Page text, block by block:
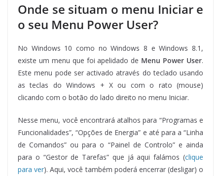
Onde se situam o menu Iniciar e
o seu Menu Power User?
No Windows 10 como no Windows 8 e Windows 8.1,
existe um menu que foi apelidado de Menu Power User.
Este menu pode ser activado através do teclado usando
as teclas do Windows + X ou com o rato (mouse)
clicando com o botão do lado direito no menu Iniciar.
Nesse menu, você encontrará atalhos para “Programas e
Funcionalidades”, “Opções de Energia” e até para a “Linha
de Comandos” ou para o “Painel de Controlo” e ainda
para o “Gestor de Tarefas” que já aqui falámos (clique
para ver). Aqui, você também poderá encerrar (desligar) o